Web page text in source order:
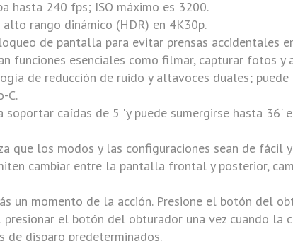
hasta 240 fps; ISO máximo es 3200.
rango dinámico (HDR) en 4K30p.
de pantalla para evitar prensas accidentales
funciones esenciales como filmar, capturar fotos
de reducción de ruido y altavoces duales;
C.
soportar caídas de 5 'y puede sumergirse hasta 36'
que los modos y las configuraciones sean de fácil
cambiar entre la pantalla frontal y posterior,
un momento de la acción. Presione el botón del
presionar el botón del obturador una vez cuando la
de disparo predeterminados.